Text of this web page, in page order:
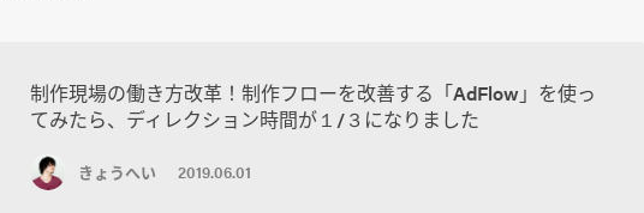
制作現場の働き方改革！制作フローを改善する「AdFlow」を使っ
てみたら、ディレクション時間が１/３になりました
きょうへい 2019.06.01